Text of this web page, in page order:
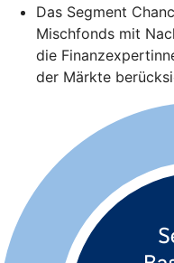
Das Segment
Mischfonds mit
die
der Märkte